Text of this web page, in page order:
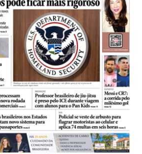
oficialmente como fruto